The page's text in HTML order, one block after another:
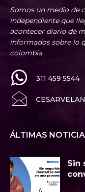
Somos un medio de
independiente que
acontecer diario de
informados sobre lo
colombia
311 459 5544
ÁLTIMAS
Sin